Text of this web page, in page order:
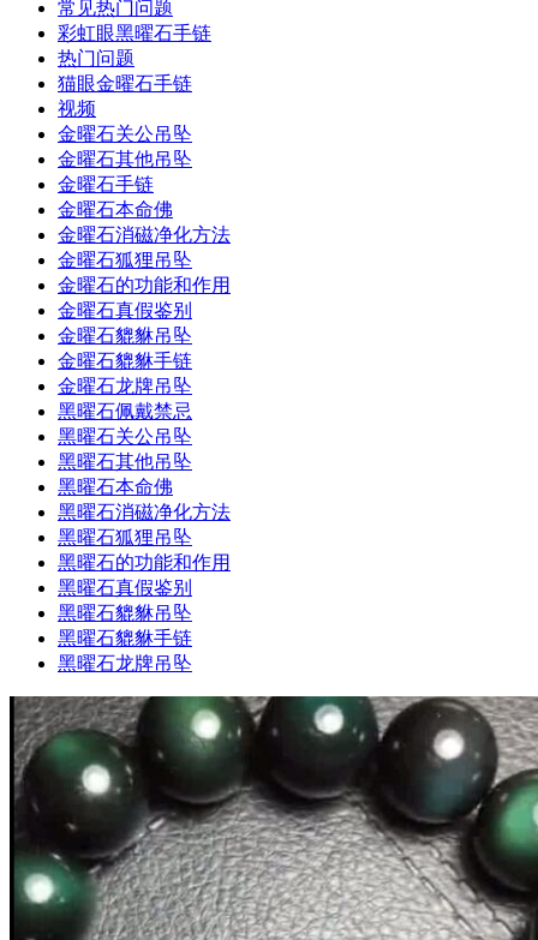
常见热门问题
彩虹眼黑曜石手链
热门问题
猫眼金曜石手链
视频
金曜石关公吊坠
金曜石其他吊坠
金曜石手链
金曜石本命佛
金曜石消磁净化方法
金曜石狐狸吊坠
金曜石的功能和作用
金曜石真假鉴别
金曜石貔貅吊坠
金曜石貔貅手链
金曜石龙牌吊坠
黑曜石佩戴禁忌
黑曜石关公吊坠
黑曜石其他吊坠
黑曜石本命佛
黑曜石消磁净化方法
黑曜石狐狸吊坠
黑曜石的功能和作用
黑曜石真假鉴别
黑曜石貔貅吊坠
黑曜石貔貅手链
黑曜石龙牌吊坠